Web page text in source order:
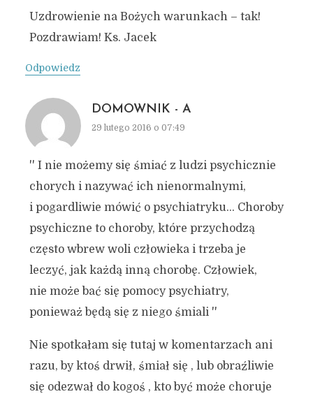
Uzdrowienie na Bożych warunkach – tak!
Pozdrawiam! Ks. Jacek
Odpowiedz
DOMOWNIK - A
29 lutego 2016 o 07:49
'' I nie możemy się śmiać z ludzi psychicznie
chorych i nazywać ich nienormalnymi,
i pogardliwie mówić o psychiatryku… Choroby
psychiczne to choroby, które przychodzą
często wbrew woli człowieka i trzeba je
leczyć, jak każdą inną chorobę. Człowiek,
nie może bać się pomocy psychiatry,
ponieważ będą się z niego śmiali ''
Nie spotkałam się tutaj w komentarzach ani
razu, by ktoś drwił, śmiał się , lub obraźliwie
się odezwał do kogoś , kto być może choruje